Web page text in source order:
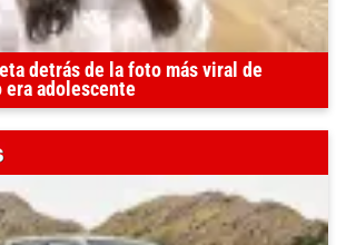
detrás de la foto más viral de
era adolescente